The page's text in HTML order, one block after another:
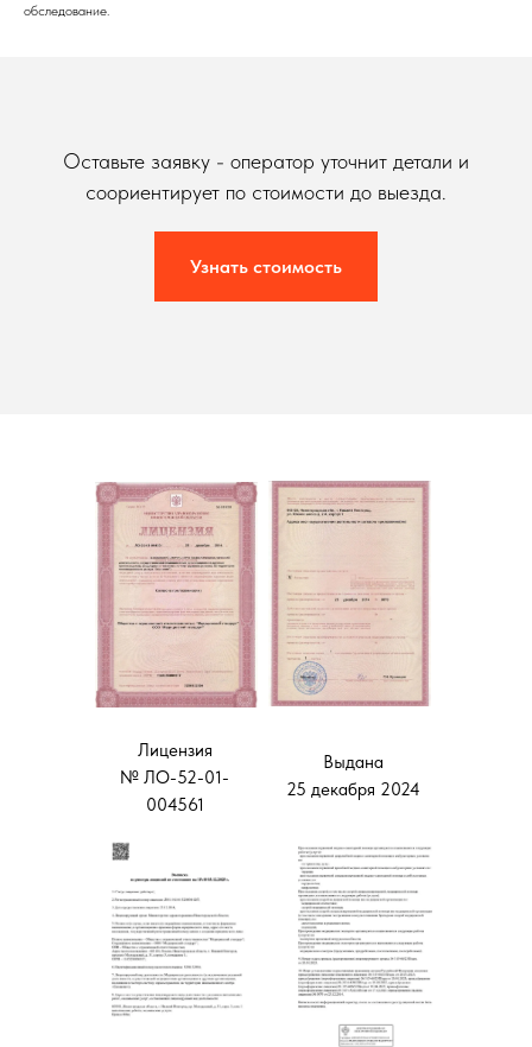
обследование.
Оставьте заявку - оператор уточнит детали и
соориентирует по стоимости до выезда.
Узнать стоимость
Лицензия
№ ЛО-52-01-
004561
Выдана
25 декабря 2024